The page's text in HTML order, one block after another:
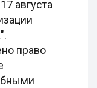
августа
право